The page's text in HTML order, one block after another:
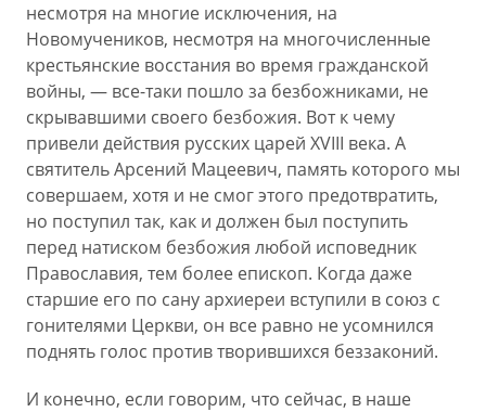
несмотря на многие исключения, на
Новомучеников, несмотря на многочисленные
крестьянские восстания во время гражданской
войны, — все-таки пошло за безбожниками, не
скрывавшими своего безбожия. Вот к чему
привели действия русских царей XVIII века. А
святитель Арсений Мацеевич, память которого мы
совершаем, хотя и не смог этого предотвратить,
но поступил так, как и должен был поступить
перед натиском безбожия любой исповедник
Православия, тем более епископ. Когда даже
старшие его по сану архиереи вступили в союз с
гонителями Церкви, он все равно не усомнился
поднять голос против творившихся беззаконий.
И конечно, если говорим, что сейчас, в наше